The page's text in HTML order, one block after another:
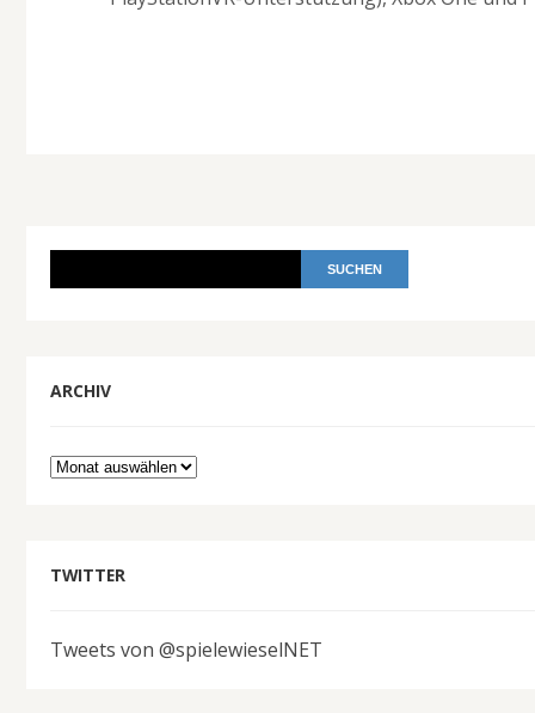
ARCHIV
Archiv
TWITTER
Tweets von @spielewieselNET